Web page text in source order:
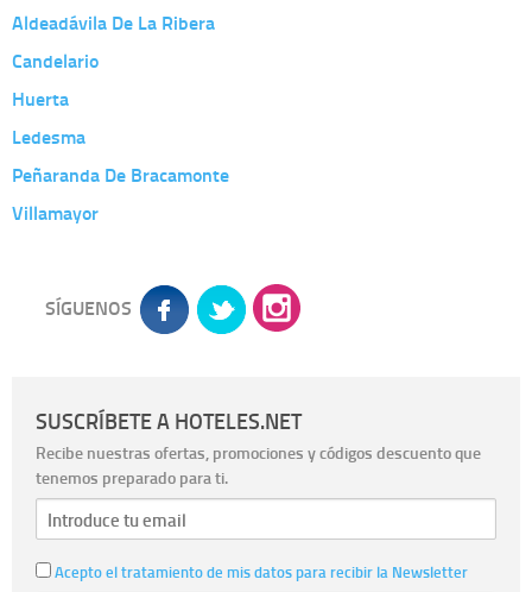
Aldeadávila De La Ribera
Candelario
Huerta
Ledesma
Peñaranda De Bracamonte
Villamayor
SÍGUENOS
SUSCRÍBETE A HOTELES.NET
Recibe nuestras ofertas, promociones y códigos descuento que
tenemos preparado para ti.
Acepto el tratamiento de mis datos para recibir la Newsletter